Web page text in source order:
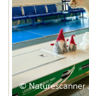
© Naturescanner